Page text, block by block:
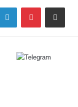
LinkedInPinterestShare via Email